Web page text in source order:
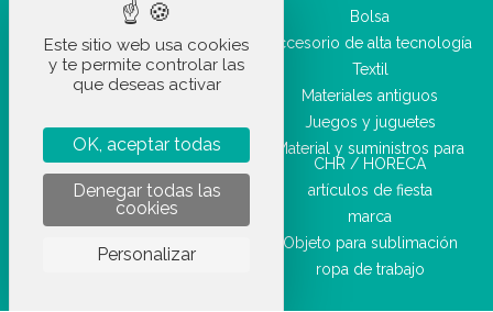
Bolsa
Accesorio de alta tecnología
Textil
Materiales antiguos
Juegos y juguetes
Material y suministros para
CHR / HORECA
artículos de fiesta
marca
Objeto para sublimación
ropa de trabajo
Este sitio web usa cookies
y te permite controlar las
que deseas activar
OK, aceptar todas
Denegar todas las
cookies
Personalizar